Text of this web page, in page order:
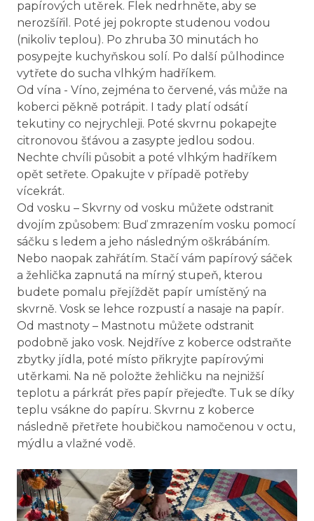
papírových utěrek. Flek nedrhněte, aby se
nerozšířil. Poté jej pokropte studenou vodou
(nikoliv teplou). Po zhruba 30 minutách ho
posypejte kuchyňskou solí. Po další půlhodince
vytřete do sucha vlhkým hadříkem.
Od vína - Víno, zejména to červené, vás může na
koberci pěkně potrápit. I tady platí odsátí
tekutiny co nejrychleji. Poté skvrnu pokapejte
citronovou šťávou a zasypte jedlou sodou.
Nechte chvíli působit a poté vlhkým hadříkem
opět setřete. Opakujte v případě potřeby
vícekrát.
Od vosku – Skvrny od vosku můžete odstranit
dvojím způsobem: Buď zmrazením vosku pomocí
sáčku s ledem a jeho následným oškrábáním.
Nebo naopak zahřátím. Stačí vám papírový sáček
a žehlička zapnutá na mírný stupeň, kterou
budete pomalu přejíždět papír umístěný na
skvrně. Vosk se lehce rozpustí a nasaje na papír.
Od mastnoty – Mastnotu můžete odstranit
podobně jako vosk. Nejdříve z koberce odstraňte
zbytky jídla, poté místo přikryjte papírovými
utěrkami. Na ně položte žehličku na nejnižší
teplotu a párkrát přes papír přejeďte. Tuk se díky
teplu vsákne do papíru. Skvrnu z koberce
následně přetřete houbičkou namočenou v octu,
mýdlu a vlažné vodě.